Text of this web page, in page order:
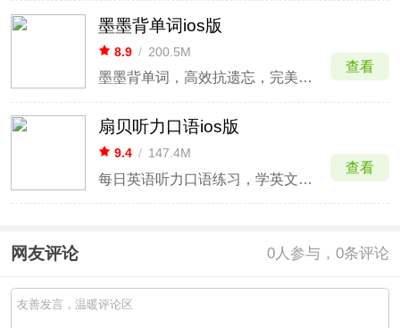
墨墨背单词ios版
8.9 / 200.5M
墨墨背单词，高效抗遗忘，完美规划海量词汇记忆。
查看
扇贝听力口语ios版
9.4 / 147.4M
每日英语听力口语练习，学英文更高效
查看
网友评论 0人参与，0条评论